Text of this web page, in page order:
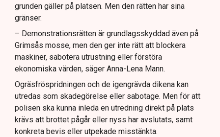
grunden gäller på platsen. Men den rätten har sina
gränser.
– Demonstrationsrätten är grundlagsskyddad även på
Grimsås mosse, men den ger inte rätt att blockera
maskiner, sabotera utrustning eller förstöra
ekonomiska värden, säger Anna-Lena Mann.
Ogräsfröspridningen och de igengrävda dikena kan
utredas som skadegörelse eller sabotage. Men för att
polisen ska kunna inleda en utredning direkt på plats
krävs att brottet pågår eller nyss har avslutats, samt
konkreta bevis eller utpekade misstänkta.